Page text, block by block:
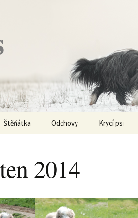
Štěňátka Odchovy
Vrh „O“
Vrh „M“
Krycí psi
Kaer Morhen
2014